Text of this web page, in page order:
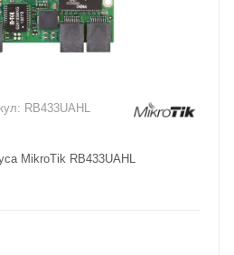
RB433UAHL
MikroTik RB433UAHL